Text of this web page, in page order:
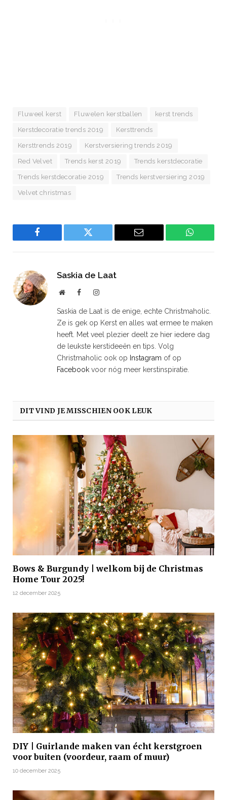
Fluweel kerst Fluwelen kerstballen kerst trends
Kerstdecoratie trends 2019 Kersttrends
Kersttrends 2019 Kerstversiering trends 2019
Red Velvet Trends kerst 2019 Trends kerstdecoratie
Trends kerstdecoratie 2019 Trends kerstversiering 2019
Velvet christmas
Facebook Twitter Email
Saskia de Laat
WebsiteFacebookInstagram
Saskia de Laat is de enige, echte Christmaholic.
Ze is gek op Kerst en alles wat ermee te maken
heeft. Met veel plezier deelt ze hier iedere dag
de leukste kerstideeën en tips. Volg
Christmaholic ook op Instagram of op
Facebook voor nóg meer kerstinspiratie.
DIT VIND JE MISSCHIEN OOK LEUK
Bows & Burgundy | welkom bij de Christmas
Home Tour 2025!
12 december 2025
DIY | Guirlande maken van écht kerstgroen
voor buiten (voordeur, raam of muur)
10 december 2025